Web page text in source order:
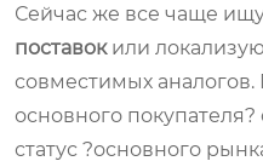
Сейчас же все чаще
поставокили
совместимых аналогов.
основного
статус ?основного